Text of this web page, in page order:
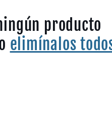
producto
elimínalos